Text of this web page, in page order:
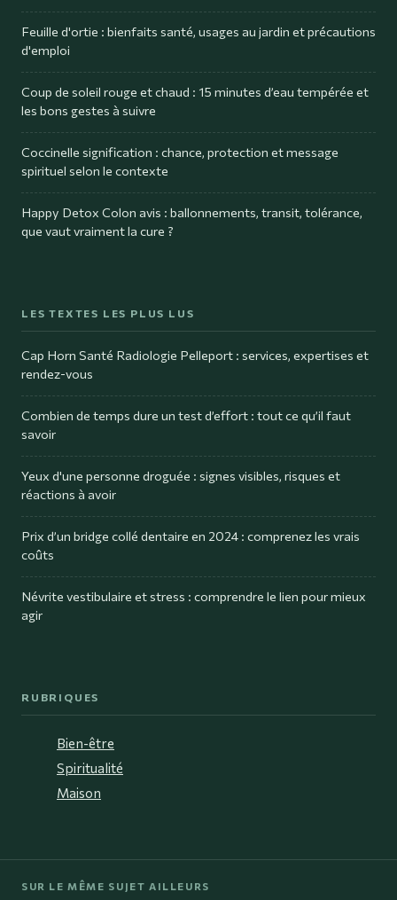
Feuille d'ortie : bienfaits santé, usages au jardin et précautions
d'emploi
Coup de soleil rouge et chaud : 15 minutes d’eau tempérée et
les bons gestes à suivre
Coccinelle signification : chance, protection et message
spirituel selon le contexte
Happy Detox Colon avis : ballonnements, transit, tolérance,
que vaut vraiment la cure ?
LES TEXTES LES PLUS LUS
Cap Horn Santé Radiologie Pelleport : services, expertises et
rendez-vous
Combien de temps dure un test d’effort : tout ce qu’il faut
savoir
Yeux d'une personne droguée : signes visibles, risques et
réactions à avoir
Prix d’un bridge collé dentaire en 2024 : comprenez les vrais
coûts
Névrite vestibulaire et stress : comprendre le lien pour mieux
agir
RUBRIQUES
Bien-être
Spiritualité
Maison
SUR LE MÊME SUJET AILLEURS